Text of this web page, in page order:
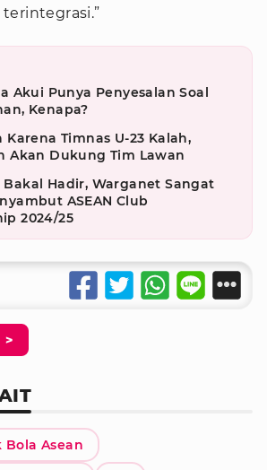
Akui Punya Penyesalan Soal
Kenapa?
Karena Timnas U-23 Kalah,
Akan Dukung Tim Lawan
Bakal Hadir, Warganet Sangat
ASEAN Club
2024/25
>
Bola Asean